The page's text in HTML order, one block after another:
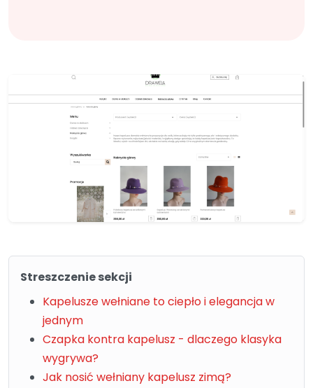
Streszczenie sekcji
Kapelusze wełniane to ciepło i elegancja w
jednym
Czapka kontra kapelusz - dlaczego klasyka
wygrywa?
Jak nosić wełniany kapelusz zimą?